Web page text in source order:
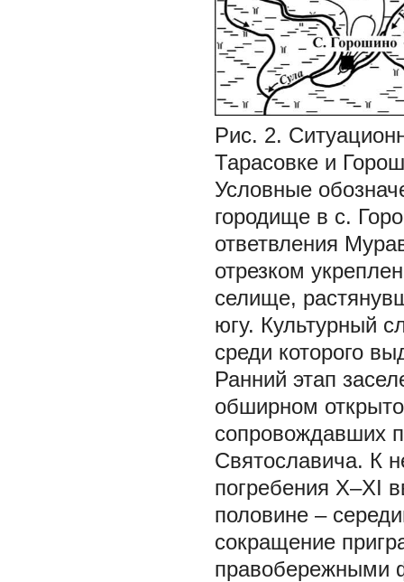
Рис. 2.
Тарасовке и
Условные
городище в с.
ответвления
отрезком
селище,
югу. Культурный
среди которого
Ранний этап
обширном
сопровождавших
Святославича. К
погребения Х–ХI
половине –
сокращение
правобережными